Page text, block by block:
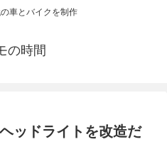
車とバイクを制作
の時間
ッドライトを改造だ